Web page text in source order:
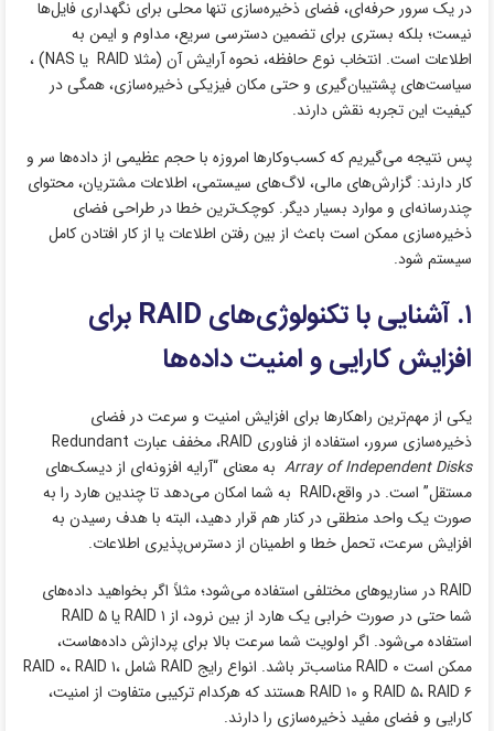
در یک سرور حرفه‌ای، فضای ذخیره‌سازی تنها محلی برای نگهداری فایل‌ها
نیست؛ بلکه بستری برای تضمین دسترسی سریع، مداوم و ایمن به
اطلاعات است. انتخاب نوع حافظه، نحوه آرایش آن (مثلا RAID یا NAS) ،
سیاست‌های پشتیبان‌گیری و حتی مکان فیزیکی ذخیره‌سازی، همگی در
کیفیت این تجربه نقش دارند.
پس نتیجه می‌گیریم که کسب‌وکارها امروزه با حجم عظیمی از داده‌ها سر و
کار دارند: گزارش‌های مالی، لاگ‌های سیستمی، اطلاعات مشتریان، محتوای
چندرسانه‌ای و موارد بسیار دیگر. کوچک‌ترین خطا در طراحی فضای
ذخیره‌سازی ممکن است باعث از بین رفتن اطلاعات یا از کار افتادن کامل
سیستم شود.
۱. آشنایی با تکنولوژی‌های RAID برای
افزایش کارایی و امنیت داده‌ها
یکی از مهم‌ترین راهکارها برای افزایش امنیت و سرعت در فضای
ذخیره‌سازی سرور، استفاده از فناوری RAID، مخفف عبارت Redundant
Array of Independent Disks به ‌معنای “آرایه افزونه‌ای از دیسک‌های
مستقل” است. در واقع،RAID به شما امکان می‌دهد تا چندین هارد را به
‌صورت یک واحد منطقی در کنار هم قرار دهید، البته با هدف رسیدن به
افزایش سرعت، تحمل خطا و اطمینان از دسترس‌پذیری اطلاعات.
RAID در سناریوهای مختلفی استفاده می‌شود؛ مثلاً اگر بخواهید داده‌های
شما حتی در صورت خرابی یک هارد از بین نرود، از RAID ۱ یا RAID ۵
استفاده می‌شود. اگر اولویت شما سرعت بالا برای پردازش داده‌هاست،
ممکن است RAID ۰ مناسب‌تر باشد. انواع رایج RAID شامل RAID ۰، RAID ۱،
RAID ۵، RAID ۶ و RAID ۱۰ هستند که هرکدام ترکیبی متفاوت از امنیت،
کارایی و فضای مفید ذخیره‌سازی را دارند.